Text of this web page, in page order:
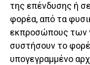
της επένδυσης ή
φορέα, από τα
εκπροσώπους των
συστήσουν το
υπογεγραμμένο